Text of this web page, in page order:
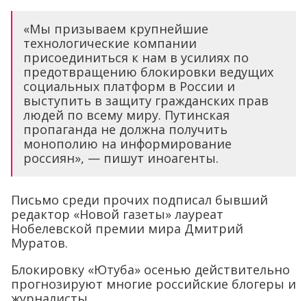
«Мы призываем крупнейшие
технологические компании
присоединиться к нам в усилиях по
предотвращению блокировки ведущих
социальных платформ в России и
выступить в защиту гражданских прав
людей по всему миру. Путинская
пропаганда не должна получить
монополию на информирование
россиян», — пишут иноагенты.
Письмо среди прочих подписал бывший
редактор «Новой газеты» лауреат
Нобелевской премии мира Дмитрий
Муратов.
Блокировку «Ютуба» осенью действительно
прогнозируют многие российские блогеры и